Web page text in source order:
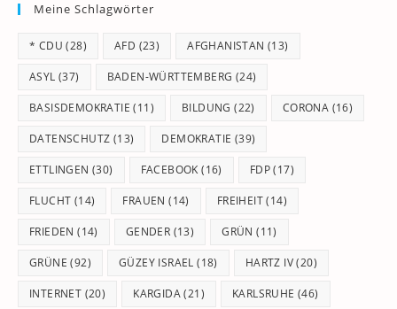
Meine Schlagwörter
* CDU (28) AFD (23) AFGHANISTAN (13)
ASYL (37) BADEN-WÜRTTEMBERG (24)
BASISDEMOKRATIE (11) BILDUNG (22) CORONA (16)
DATENSCHUTZ (13) DEMOKRATIE (39)
ETTLINGEN (30) FACEBOOK (16) FDP(17)
FLUCHT (14) FRAUEN (14) FREIHEIT(14)
FRIEDEN (14) GENDER (13) GRÜN (11)
GRÜNE (92) GÜZEY ISRAEL (18) HARTZ IV(20)
INTERNET (20) KARGIDA(21) KARLSRUHE (46)